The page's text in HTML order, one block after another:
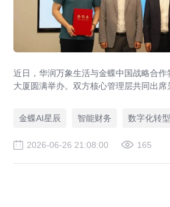
近日，华润万象生活与金蝶中国战略合
大厦圆满举办。双方核心管理层共同出席
佳实践和世界一流财务管理体系。
金蝶AI星辰 智能财务 数字化转型
2026-06-26 21:08:00 165